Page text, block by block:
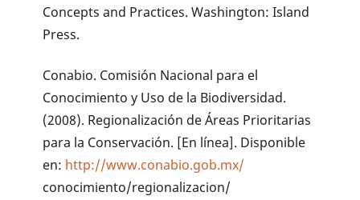
Concepts and Practices. Washington: Island
Press.
Conabio. Comisión Nacional para el
Conocimiento y Uso de la Biodiversidad.
(2008). Regionalización de Áreas Prioritarias
para la Conservación. [En línea]. Disponible
en: http://www.conabio.gob.mx/
conocimiento/regionalizacion/